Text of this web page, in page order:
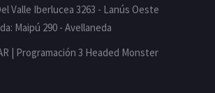
Valle Iberlucea 3263 - Lanús Oeste
Maipú 290 - Avellaneda
| Programación 3 Headed Monster